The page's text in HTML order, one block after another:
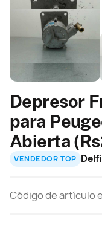
Depresor
para
Abierta
VENDEDOR TOP
Código de artículo